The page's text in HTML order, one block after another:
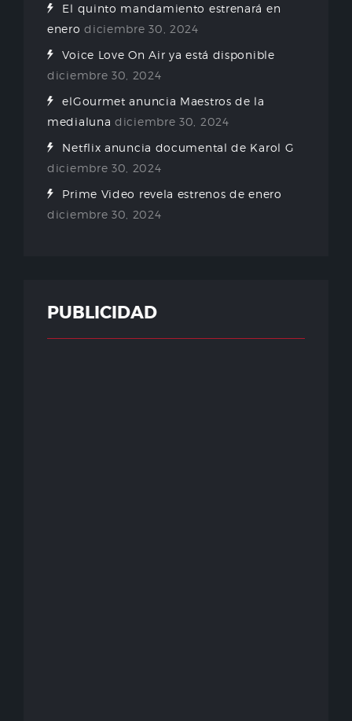
El quinto mandamiento estrenará en
enero diciembre 30, 2024
Voice Love On Air ya está disponible
diciembre 30, 2024
elGourmet anuncia Maestros de la
medialuna diciembre 30, 2024
Netflix anuncia documental de Karol G
diciembre 30, 2024
Prime Video revela estrenos de enero
diciembre 30, 2024
PUBLICIDAD